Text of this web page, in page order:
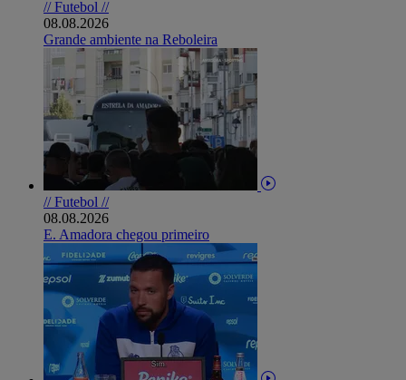
// Futebol //
08.08.2026
Grande ambiente na Reboleira
// Futebol //
08.08.2026
E. Amadora chegou primeiro